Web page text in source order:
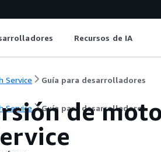
Recursos de IA
Service Guía para desarrolladores
Service Guía para desarrolladores
de